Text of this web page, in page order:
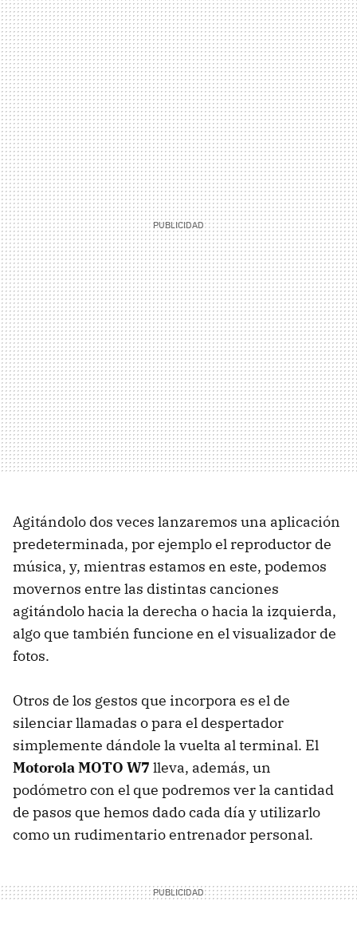
Agitándolo dos veces lanzaremos una aplicación
predeterminada, por ejemplo el reproductor de
música, y, mientras estamos en este, podemos
movernos entre las distintas canciones
agitándolo hacia la derecha o hacia la izquierda,
algo que también funcione en el visualizador de
fotos.
Otros de los gestos que incorpora es el de
silenciar llamadas o para el despertador
simplemente dándole la vuelta al terminal. El
MotorolaMOTO W7 lleva, además, un
podómetro con el que podremos ver la cantidad
de pasos que hemos dado cada día y utilizarlo
como un rudimentario entrenador personal.